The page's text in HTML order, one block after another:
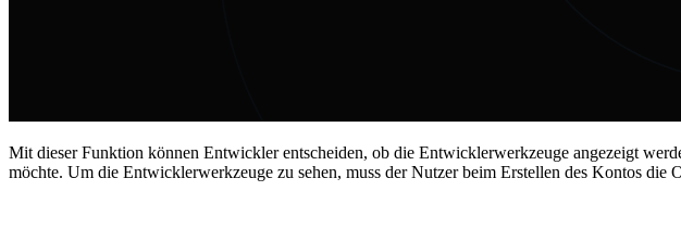
Mit dieser Funktion können Entwickler entscheiden, ob die Entwicklerwerkzeuge angezeigt
möchte. Um die Entwicklerwerkzeuge zu sehen, muss der Nutzer beim Erstellen des Kontos die